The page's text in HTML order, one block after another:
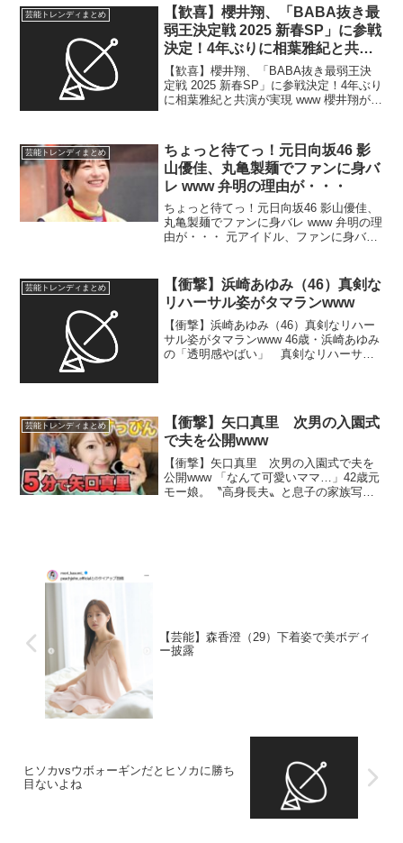
題 “損失”少ないやり方も お笑いトリ
オ・安田大サーカ...
芸能トレンディまとめ
【歓喜】櫻井翔、「BABA抜き最
弱王決定戦 2025 新春SP」に参戦
決定！4年ぶりに相葉雅紀と共演
が実現 www
【歓喜】櫻井翔、「BABA抜き最弱王決
定戦 2025 新春SP」に参戦決定！4年ぶり
に相葉雅紀と共演が実現 www 櫻井翔が
回ぶりにフジテレビで共演 …後日アナ...
芸能トレンディまとめ
ちょっと待てっ！元日向坂46 影
山優佳、丸亀製麺でファンに身バ
レ www 弁明の理由が・・・
ちょっと待てっ！元日向坂46 影山優佳、
丸亀製麺でファンに身バレ www 弁明の理
由が・・・ 元アイドル、ファンに身バレ
ァンへ感謝 元日向坂46で俳優の影山優
佳が...
芸能トレンディまとめ
【衝撃】浜崎あゆみ（46）真剣な
リハーサル姿がタマランwww
【衝撃】浜崎あゆみ（46）真剣なリハー
サル姿がタマランwww 46歳・浜崎あゆみ
の「透明感やばい」 真剣なリハーサル
芸能トレンディまとめ
【衝撃】矢口真里 次男の入園式
で夫を公開www
【衝撃】矢口真里 次男の入園式で夫を
公開www 「なんて可愛いママ…」42歳元
モー娘。〝高身長夫〟と息子の家族写真
【芸能】森香澄（29）下着姿で美ボディ
ー披露
ヒソカvsウボォーギンだとヒソカに勝ち
目ないよね